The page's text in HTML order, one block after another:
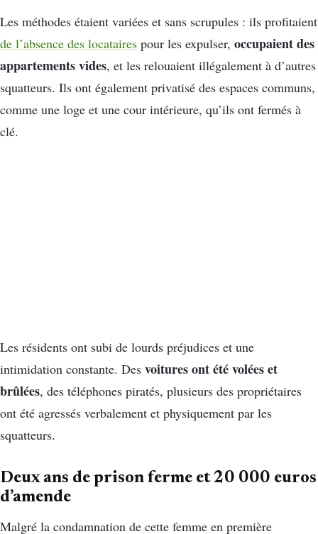
Les méthodes étaient variées et sans scrupules : ils profitaient
de l’absence des locataires pour les expulser, occupaient des
appartements vides, et les relouaient illégalement à d’autres
squatteurs. Ils ont également privatisé des espaces communs,
comme une loge et une cour intérieure, qu’ils ont fermés à
clé.
Les résidents ont subi de lourds préjudices et une
intimidation constante. Des voitures ont été volées et
brûlées, des téléphones piratés, plusieurs des propriétaires
ont été agressés verbalement et physiquement par les
squatteurs.
Deux ans de prison ferme et 20 000 euros
d’amende
Malgré la condamnation de cette femme en première